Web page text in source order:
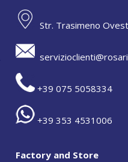
Str. Trasimeno
+39 075 5058334
+39 353 4531006
Factory and Store